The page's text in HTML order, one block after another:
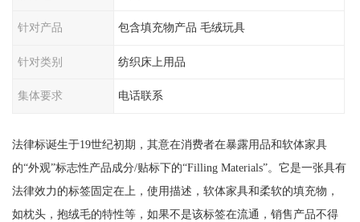
针对产品 包含填充物产品 毛绒玩具
针对类别 纺织床上用品
集体要求 电话联系
法律标诞生于19世纪初期，其意在消费者在暴露用品和软体家具
的“外观”标志性产品成分/贴标下的“Filling Materials”。它是一张具有
法律效力的标签固定在上，使用描述，软体家具和柔软的填充物，
如枕头，抱绒毛的特性等，如果不是该标签在流通，销售产品不得